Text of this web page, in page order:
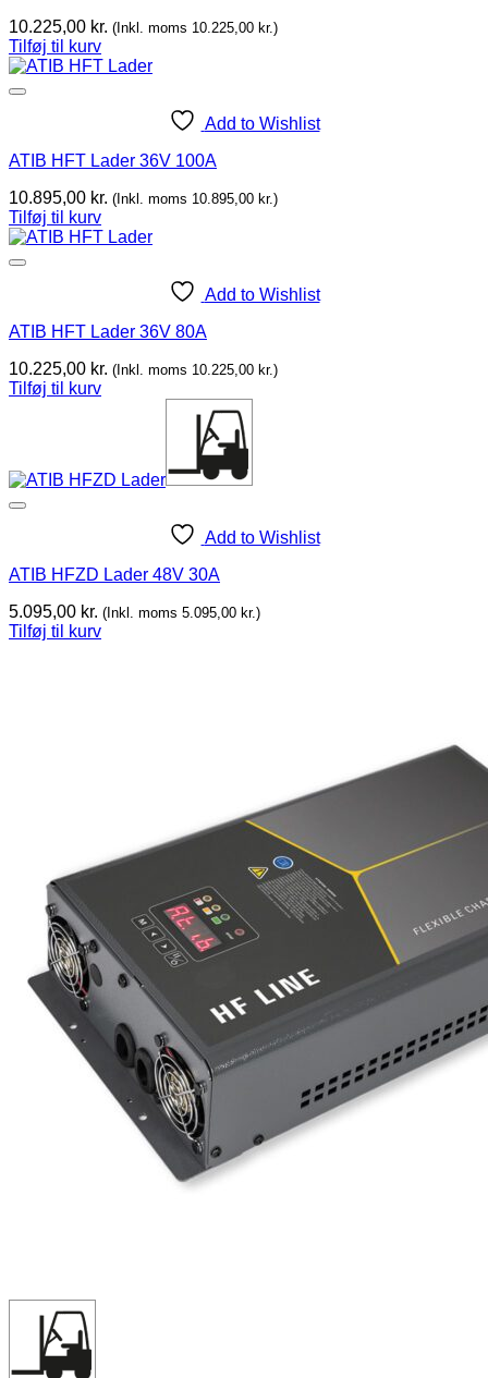
10.225,00 kr. (Inkl. moms 10.225,00 kr.)
Tilføj til kurv
Add to Wishlist
ATIB HFT Lader 36V 100A
10.895,00 kr. (Inkl. moms 10.895,00 kr.)
Tilføj til kurv
Add to Wishlist
ATIB HFT Lader 36V 80A
10.225,00 kr. (Inkl. moms 10.225,00 kr.)
Tilføj til kurv
Add to Wishlist
ATIB HFZD Lader 48V 30A
5.095,00 kr. (Inkl. moms 5.095,00 kr.)
Tilføj til kurv